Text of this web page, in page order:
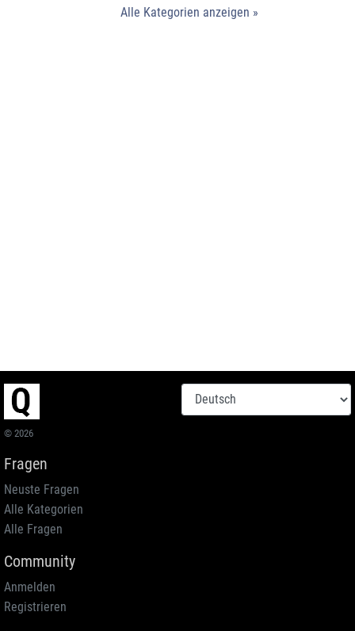
Alle Kategorien anzeigen »
© 2026
Fragen
Neuste Fragen
Alle Kategorien
Alle Fragen
Community
Anmelden
Registrieren